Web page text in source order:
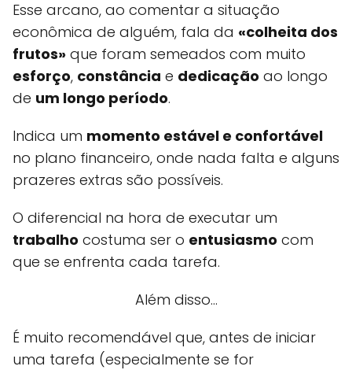
Esse arcano, ao comentar a situação
econômica de alguém, fala da «colheita dos
frutos» que foram semeados com muito
esforço, constância e dedicação ao longo
de um longo período.
Indica um momento estável e confortável
no plano financeiro, onde nada falta e alguns
prazeres extras são possíveis.
O diferencial na hora de executar um
trabalho costuma ser o entusiasmo com
que se enfrenta cada tarefa.
Além disso...
É muito recomendável que, antes de iniciar
uma tarefa (especialmente se for